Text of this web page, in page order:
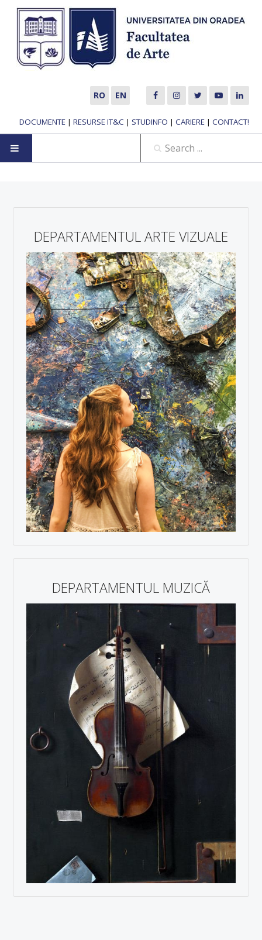
RO EN
DOCUMENTE | RESURSE IT&C | STUDINFO | CARIERE | CONTACT!
ABOUT US
MUSIC DEPARTMENT
VISUAL ARTS DEPARTMENT
ERASMUS
DEPARTAMENTUL ARTE VIZUALE
DEPARTAMENTUL MUZICĂ